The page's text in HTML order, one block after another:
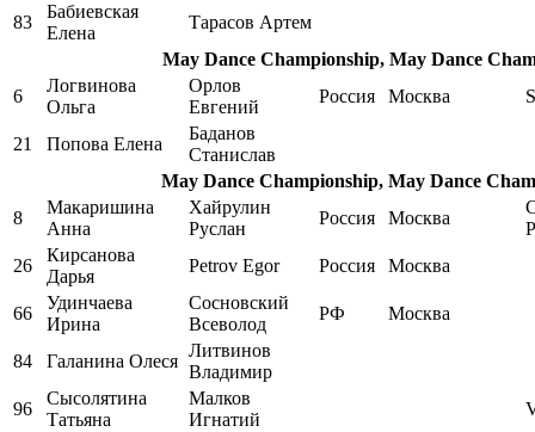
83
Бабиевская
Елена
Тарасов Артем
May Dance Championship, May Dance
6
Логвинова
Ольга
Орлов
Евгений
Россия Москва
21 Попова Елена
Баданов
Станислав
May Dance Championship, May Dance
8
Макаришина
Анна
Хайрулин
Руслан
Россия Москва
26
Кирсанова
Дарья
Petrov Egor Россия Москва
66
Удинчаева
Ирина
Сосновский
Всеволод
РФ Москва
84 Галанина Олеся
Литвинов
Владимир
96
Сысолятина
Татьяна
Малков
Игнатий